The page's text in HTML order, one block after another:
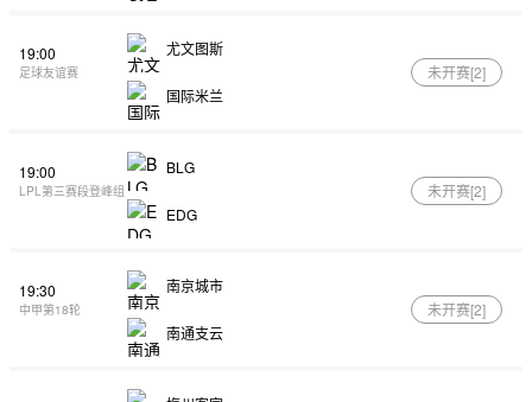
19:00
足球友谊赛
尤文图斯
国际米兰
未开赛[2]
19:00
LPL第三赛段登峰组
BLG
EDG
未开赛[2]
19:30
中甲第18轮
南京城市
南通支云
未开赛[2]